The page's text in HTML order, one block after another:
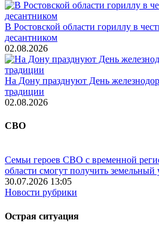
В Ростовской области гориллу в
десантником
02.08.2026
На Дону празднуют День
традиции
02.08.2026
СВО
Семьи героев СВО с временной
области смогут получить земельный
30.07.2026 13:05
Новости рубрики
Острая ситуация